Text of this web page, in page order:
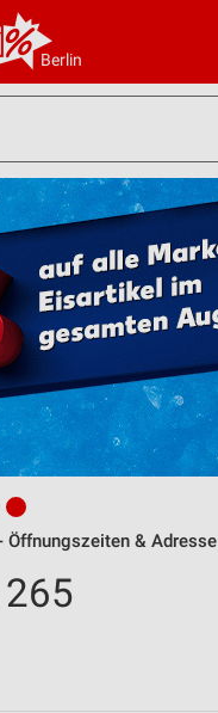
Berlin
& Adresse